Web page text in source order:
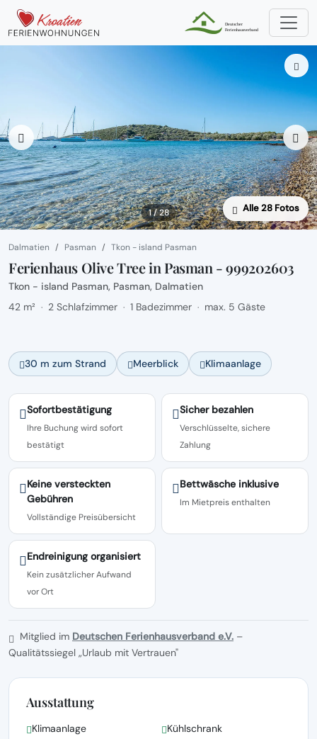
1 / 28 Alle 28 Fotos
Dalmatien Pasman Tkon - island Pasman
Ferienhaus Olive Tree in Pasman - 999202603
Tkon - island Pasman, Pasman, Dalmatien
42 m² · 2 Schlafzimmer · 1 Badezimmer · max. 5 Gäste
30 m zum Strand Meerblick Klimaanlage
Sofortbestätigung
Ihre Buchung wird sofort
bestätigt
Sicher bezahlen
Verschlüsselte, sichere
Zahlung
Keine versteckten
Gebühren
Vollständige Preisübersicht
Bettwäsche inklusive
Im Mietpreis enthalten
Endreinigung organisiert
Kein zusätzlicher Aufwand
vor Ort
Mitglied im Deutschen Ferienhausverband e.V. –
Qualitätssiegel „Urlaub mit Vertrauen"
Ausstattung
Klimaanlage
Kühlschrank